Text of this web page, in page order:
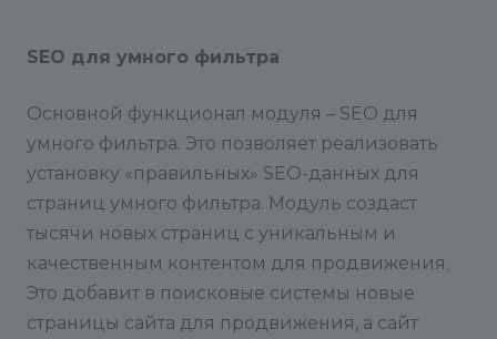
SEO для умного фильтра
Основной функционал модуля – SEO для
умного фильтра. Это позволяет реализовать
установку «правильных» SEO-данных для
страниц умного фильтра. Модуль создаст
тысячи новых страниц с уникальным и
качественным контентом для продвижения.
Это добавит в поисковые системы новые
страницы сайта для продвижения, а сайт